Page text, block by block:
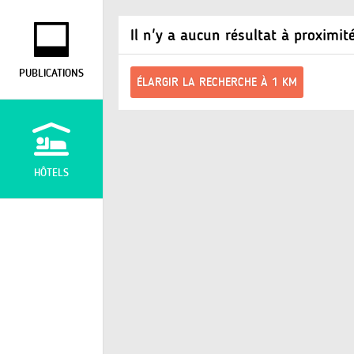
PUBLICATIONS
HÔTELS
Il n'y a aucun résultat à
ÉLARGIR LA RECHERCHE À 1 KM